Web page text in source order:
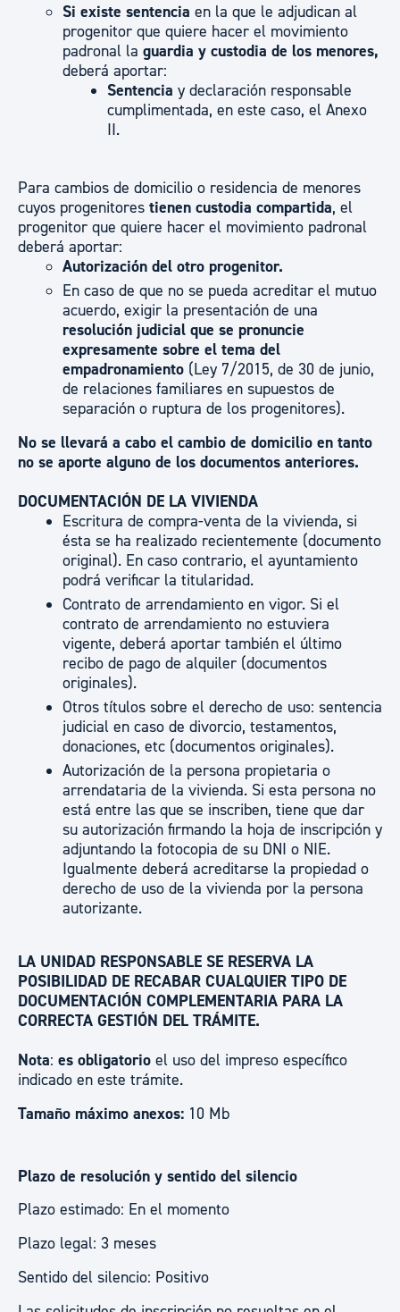
Si existe sentencia en la que le adjudican al
progenitor que quiere hacer el movimiento
padronal la guardia y custodia de los menores,
deberá aportar:
Sentencia y declaración responsable
cumplimentada, en este caso, el Anexo
II.
Para cambios de domicilio o residencia de menores
cuyos progenitores tienen custodia compartida, el
progenitor que quiere hacer el movimiento padronal
deberá aportar:
Autorización del otro progenitor.
En caso de que no se pueda acreditar el mutuo
acuerdo, exigir la presentación de una
resolución judicial que se pronuncie
expresamente sobre el tema del
empadronamiento (Ley 7/2015, de 30 de junio,
de relaciones familiares en supuestos de
separación o ruptura de los progenitores).
No se llevará a cabo el cambio de domicilio en tanto
no se aporte alguno de los documentos anteriores.
DOCUMENTACIÓN DE LA VIVIENDA
Escritura de compra-venta de la vivienda, si
ésta se ha realizado recientemente (documento
original). En caso contrario, el ayuntamiento
podrá verificar la titularidad.
Contrato de arrendamiento en vigor. Si el
contrato de arrendamiento no estuviera
vigente, deberá aportar también el último
recibo de pago de alquiler (documentos
originales).
Otros títulos sobre el derecho de uso: sentencia
judicial en caso de divorcio, testamentos,
donaciones, etc (documentos originales).
Autorización de la persona propietaria o
arrendataria de la vivienda. Si esta persona no
está entre las que se inscriben, tiene que dar
su autorización firmando la hoja de inscripción y
adjuntando la fotocopia de su DNI o NIE.
Igualmente deberá acreditarse la propiedad o
derecho de uso de la vivienda por la persona
autorizante.
LA UNIDAD RESPONSABLE SE RESERVA LA
POSIBILIDAD DE RECABAR CUALQUIER TIPO DE
DOCUMENTACIÓN COMPLEMENTARIA PARA LA
CORRECTA GESTIÓN DEL TRÁMITE.
Nota: es obligatorio el uso del impreso específico
indicado en este trámite.
Tamaño máximo anexos: 10 Mb
Plazo de resolución y sentido del silencio
Plazo estimado: En el momento
Plazo legal: 3 meses
Sentido del silencio: Positivo